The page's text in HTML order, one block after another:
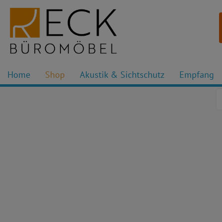
Home Shop Akustik & Sichtschutz Empfang